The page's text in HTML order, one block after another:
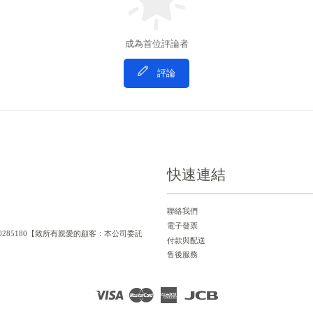
成為首位評論者
評論
【致所有親愛的顧客：本公司委託
快速連結
聯絡我們
電子發票
付款與配送
售後服務
Visa
American